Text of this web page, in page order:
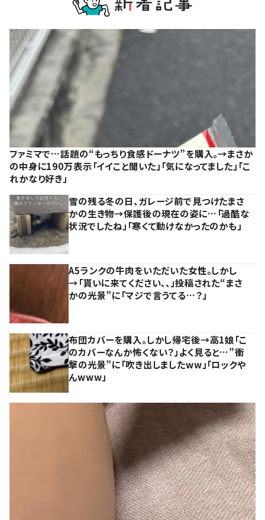
ファミマで…話題の“もっちり食感ドーナツ”を購入。→まさか
の中身に190万表示「イイこと聞いた」「気になってました」「こ
れかなり好き」
雪の残る冬の日、ガレージ前で見つけたまさ
かの生き物→保護後の現在の姿に…「過酷な
状況でしたね」「寒くて動けなかったのかも」
A5ランクの牛肉をいただいた女性。しかし
→「貰いに来てください、、」投稿された“まさ
かの光景”に「マジで言うてる…？」
布団カバーを購入。しかし帰宅後→高1娘「こ
のカバーなんか怖くない？」よく見ると…”衝
撃の光景”に「吹き出しましたww」「ロックや
んwww」